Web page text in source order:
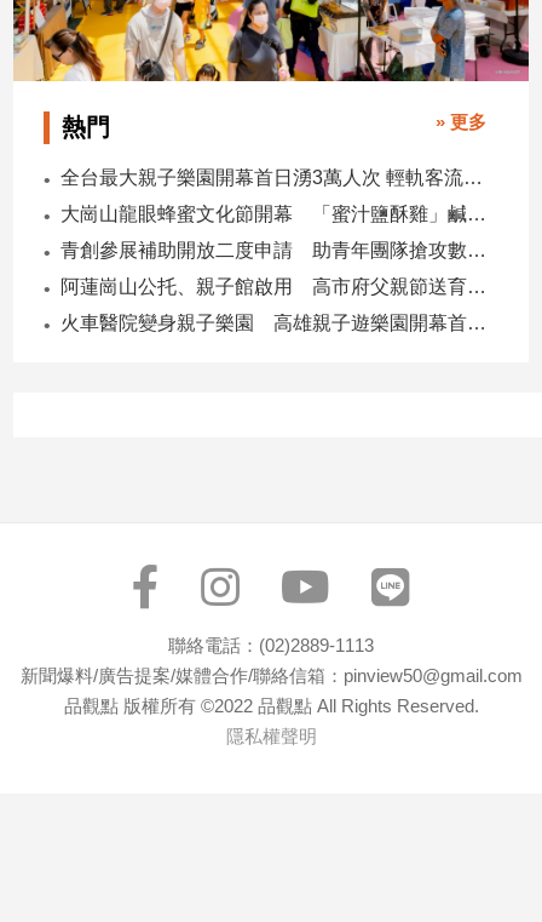
音
專
區
媒
體
熱門 » 更多
全台最大親子樂園開幕首日湧3萬人次 輕軌客流增20倍
大崗山龍眼蜂蜜文化節開幕 「蜜汁鹽酥雞」鹹甜跨界搶話題
青創參展補助開放二度申請 助青年團隊搶攻數位轉型商機
阿蓮崗山公托、親子館啟用 高市府父親節送育兒暖禮
火車醫院變身親子樂園 高雄親子遊樂園開幕首日爆棚
聯絡電話：(02)2889-1113
新聞爆料/廣告提案/媒體合作/聯絡信箱：pinview50@gmail.com
品觀點 版權所有 ©2022 品觀點 All Rights Reserved.
隱私權聲明